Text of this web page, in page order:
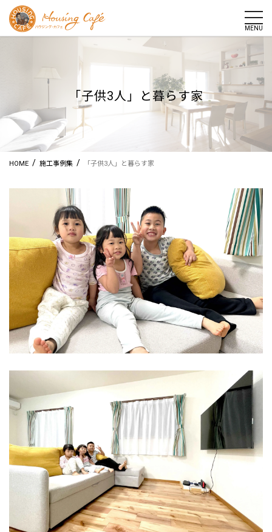
MENU
HOME / 施工事例集 / 「子供3人」と暮らす家
「子供3人」と暮らす家